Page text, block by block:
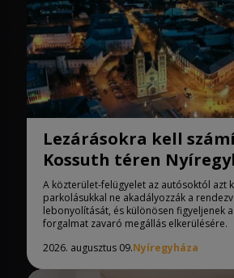
Lezárásokra kell
Kossuth téren
A közterület-felügyelet az autósoktól azt
parkolásukkal ne akadályozzák a
lebonyolítását, és különösen figyeljenek
forgalmat zavaró megállás elkerülésére.
2026. augusztus 09.Nyíregyháza